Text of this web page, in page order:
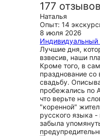
177
Наталья
Опыт: 14
8 июля 2026
Индивидуальный
Лучшие дня,
взвесив, наши
Кроме того, в
празднование
свадьбу.
пробежались по
что верьте на
"коренной"
русского языка
забыла